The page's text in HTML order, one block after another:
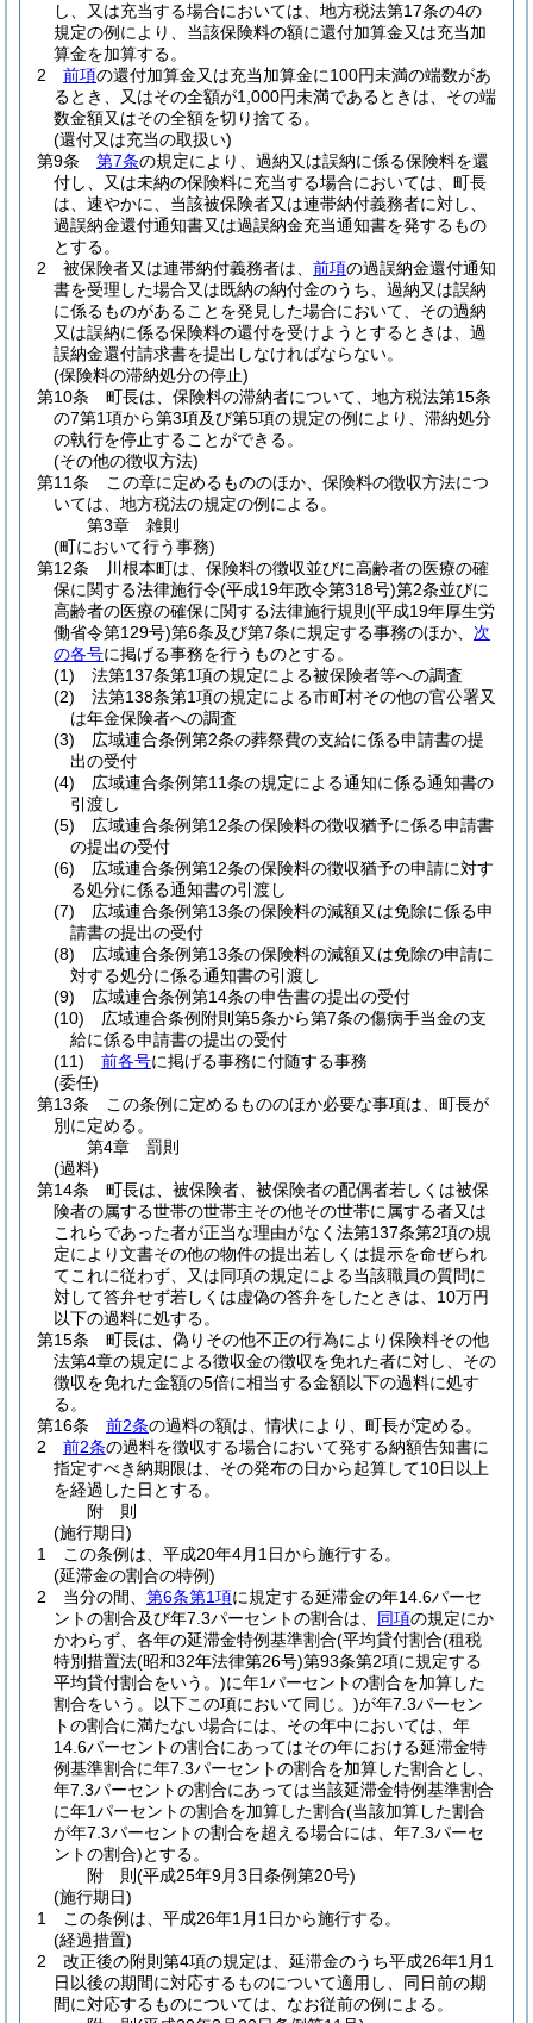
し、又は充当する場合においては、地方税法第17条の4の
規定の例により、当該保険料の額に還付加算金又は充当加
算金を加算する。
2
前項の還付加算金又は充当加算金に100円未満の端数があ
るとき、又はその全額が1,000円未満であるときは、その端
数金額又はその全額を切り捨てる。
(還付又は充当の取扱い)
第9条
第7条の規定により、過納又は誤納に係る保険料を還
付し、又は未納の保険料に充当する場合においては、町長
は、速やかに、当該被保険者又は連帯納付義務者に対し、
過誤納金還付通知書又は過誤納金充当通知書を発するもの
とする。
2
被保険者又は連帯納付義務者は、 前項の過誤納金還付通知
書を受理した場合又は既納の納付金のうち、過納又は誤納
に係るものがあることを発見した場合において、その過納
又は誤納に係る保険料の還付を受けようとするときは、過
誤納金還付請求書を提出しなければならない。
(保険料の滞納処分の停止)
第10条
町長は、保険料の滞納者について、地方税法第15条
の7第1項から第3項及び第5項の規定の例により、滞納処分
の執行を停止することができる。
(その他の徴収方法)
第11条
この章に定めるもののほか、保険料の徴収方法につ
いては、地方税法の規定の例による。
第3章
雑則
(町において行う事務)
第12条
川根本町は、保険料の徴収並びに高齢者の医療の確
保に関する法律施行令(平成19年政令第318号)第2条並びに
高齢者の医療の確保に関する法律施行規則 (平成19年厚生労
働省令第129号)第6条及び第7条に規定する事務のほか、 次
の各号に掲げる事務を行うものとする。
(1)
法第137条第1項の規定による被保険者等への調査
(2)
法第138条第1項の規定による市町村その他の官公署又
は年金保険者への調査
(3)
広域連合条例第2条の葬祭費の支給に係る申請書の提
出の受付
(4)
広域連合条例第11条の規定による通知に係る通知書の
引渡し
(5)
広域連合条例第12条の保険料の徴収猶予に係る申請書
の提出の受付
(6)
広域連合条例第12条の保険料の徴収猶予の申請に対す
る処分に係る通知書の引渡し
(7)
広域連合条例第13条の保険料の減額又は免除に係る申
請書の提出の受付
(8)
広域連合条例第13条の保険料の減額又は免除の申請に
対する処分に係る通知書の引渡し
(9)
広域連合条例第14条の申告書の提出の受付
(10)
広域連合条例附則第5条から第7条の傷病手当金の支
給に係る申請書の提出の受付
(11)
前各号に掲げる事務に付随する事務
(委任)
第13条
この条例に定めるもののほか必要な事項は、町長が
別に定める。
第4章
罰則
(過料)
第14条
町長は、被保険者、被保険者の配偶者若しくは被保
険者の属する世帯の世帯主その他その世帯に属する者又は
これらであった者が正当な理由がなく法第137条第2項の規
定により文書その他の物件の提出若しくは提示を命ぜられ
てこれに従わず、又は同項の規定による当該職員の質問に
対して答弁せず若しくは虚偽の答弁をしたときは、10万円
以下の過料に処する。
第15条
町長は、偽りその他不正の行為により保険料その他
法第4章の規定による徴収金の徴収を免れた者に対し、その
徴収を免れた金額の5倍に相当する金額以下の過料に処す
る。
第16条
前2条の過料の額は、情状により、町長が定める。
2
前2条の過料を徴収する場合において発する納額告知書に
指定すべき納期限は、その発布の日から起算して10日以上
を経過した日とする。
附 則
(施行期日)
1
この条例は、平成20年4月1日から施行する。
(延滞金の割合の特例)
2
当分の間、 第6条第1項に規定する延滞金の年14.6パーセ
ントの割合及び年7.3パーセントの割合は、 同項の規定にか
かわらず、各年の延滞金特例基準割合(平均貸付割合(租税
特別措置法(昭和32年法律第26号)第93条第2項に規定する
平均貸付割合をいう。)に年1パーセントの割合を加算した
割合をいう。以下この項において同じ。)が年7.3パーセン
トの割合に満たない場合には、その年中においては、年
14.6パーセントの割合にあってはその年における延滞金特
例基準割合に年7.3パーセントの割合を加算した割合とし、
年7.3パーセントの割合にあっては当該延滞金特例基準割合
に年1パーセントの割合を加算した割合(当該加算した割合
が年7.3パーセントの割合を超える場合には、年7.3パーセ
ントの割合)とする。
附 則(平成25年9月3日条例第20号)
(施行期日)
1
この条例は、平成26年1月1日から施行する。
(経過措置)
2
改正後の附則第4項の規定は、延滞金のうち平成26年1月1
日以後の期間に対応するものについて適用し、同日前の期
間に対応するものについては、なお従前の例による。